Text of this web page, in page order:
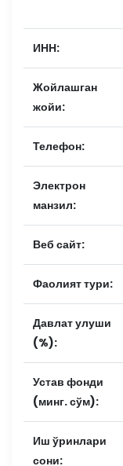
ИНН:
Жойлашган
жойи:
Телефон:
Электрон
манзил:
Веб сайт:
Фаолият тури:
Давлат улуши
(%):
Устав фонди
(минг. сўм):
Иш ўринлари
сони: